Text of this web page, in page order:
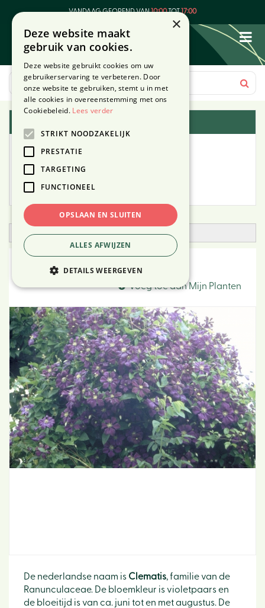
VANDAAG GEOPEND VAN10:00TOT17:00
Open zoekfilter
Clematis
Voeg toe aan Mijn Planten
De nederlandse naam is Clematis, familie van de
Ranunculaceae. De bloemkleur is violetpaars en
de bloeitijd is van ca. juni tot en met augustus. De
×
Deze website maakt
gebruik van cookies.
Deze website gebruikt cookies om uw
gebruikerservaring te verbeteren. Door
onze website te gebruiken, stemt u in met
alle cookies in overeenstemming met ons
Cookiebeleid. Lees verder
STRIKT NOODZAKELIJK
PRESTATIE
TARGETING
FUNCTIONEEL
OPSLAAN EN SLUITEN
ALLES AFWIJZEN
DETAILS WEERGEVEN